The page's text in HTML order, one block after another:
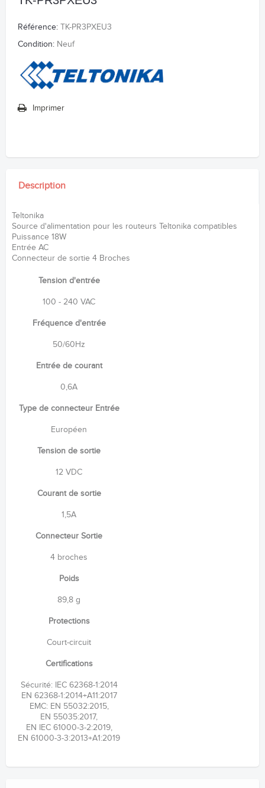
Référence: TK-PR3PXEU3
Condition: Neuf
Imprimer
Description
Teltonika
Source d'alimentation pour les routeurs Teltonika compatibles
Puissance 18W
Entrée AC
Connecteur de sortie 4 Broches
Tension d'entrée
100 - 240 VAC
Fréquence d'entrée
50/60Hz
Entrée de courant
0,6A
Type de connecteur Entrée
Européen
Tension de sortie
12 VDC
Courant de sortie
1,5A
Connecteur Sortie
4 broches
Poids
89,8 g
Protections
Court-circuit
Certifications
Sécurité: IEC 62368-1:2014
EN 62368-1:2014+A11:2017
EMC: EN 55032:2015,
EN 55035:2017,
EN IEC 61000-3-2:2019,
EN 61000-3-3:2013+A1:2019